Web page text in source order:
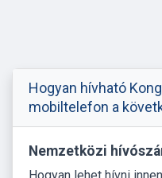
Hogyan hívható
mobiltelefon a
Nemzetközi